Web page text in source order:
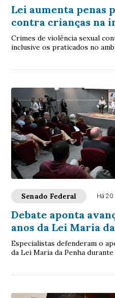
Lei aumenta penas
contra crianças na
Crimes de violência sexual
inclusive os praticados no
Senado Federal Há 20
Debate aponta
anos da Lei Maria
Especialistas defenderam o
da Lei Maria da Penha